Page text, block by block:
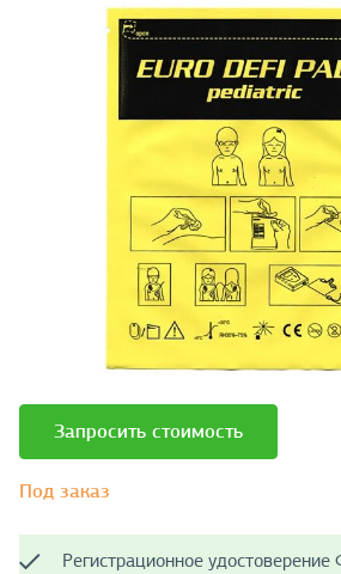
Запросить стоимость
Под заказ
Регистрационное